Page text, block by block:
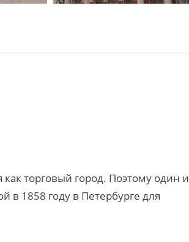
торговый город. Поэтому один
в 1858 году в Петербурге для